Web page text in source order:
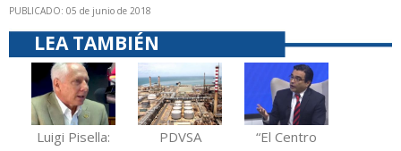
PUBLICADO: 05 de junio de 2018
LEA TAMBIÉN
Luigi Pisella:
PDVSA
“El Centro